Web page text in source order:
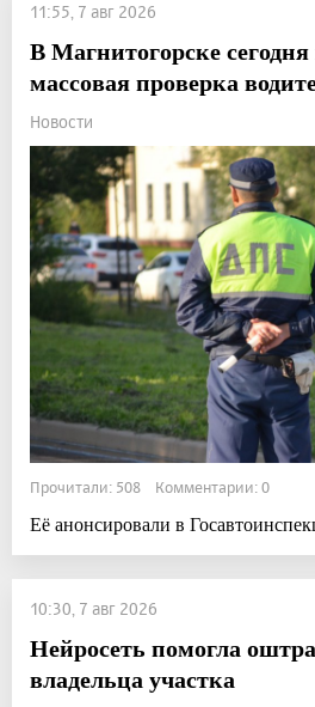
11:55, 7 авг 2026
В Магнитогорске
массовая проверка
Новости
Прочитали: 508 Комментарии: 0
Её анонсировали в
10:30, 7 авг 2026
Нейросеть помогла
владельца участка